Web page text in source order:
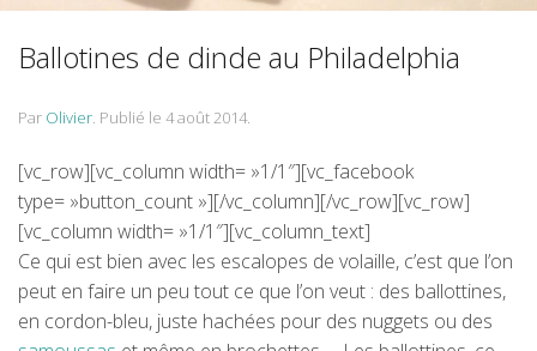
Ballotines de dinde au Philadelphia
Par Olivier. Publié le 4 août 2014.
[vc_row][vc_column width= »1/1″][vc_facebook
type= »button_count »][/vc_column][/vc_row][vc_row]
[vc_column width= »1/1″][vc_column_text]
Ce qui est bien avec les escalopes de volaille, c’est que l’on
peut en faire un peu tout ce que l’on veut : des ballottines,
en cordon-bleu, juste hachées pour des nuggets ou des